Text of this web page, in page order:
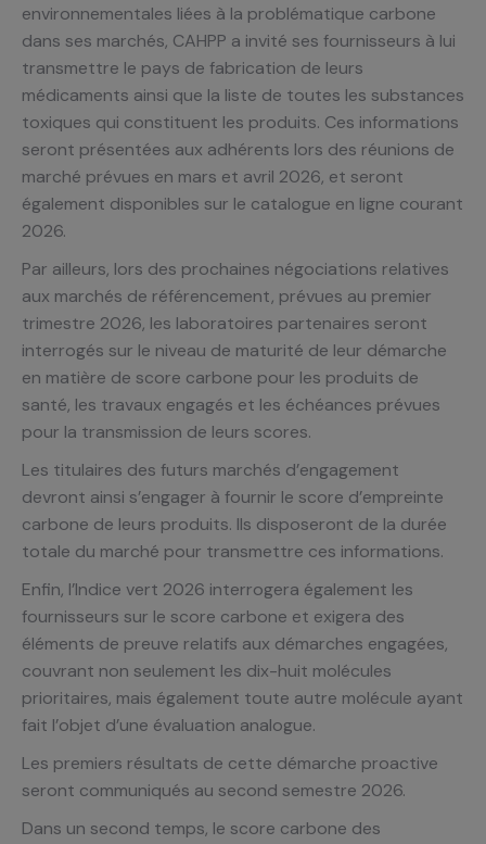
environnementales liées à la problématique carbone
dans ses marchés, CAHPP a invité ses fournisseurs à lui
transmettre le pays de fabrication de leurs
médicaments ainsi que la liste de toutes les substances
toxiques qui constituent les produits. Ces informations
seront présentées aux adhérents lors des réunions de
marché prévues en mars et avril 2026, et seront
également disponibles sur le catalogue en ligne courant
2026.
Par ailleurs, lors des prochaines négociations relatives
aux marchés de référencement, prévues au premier
trimestre 2026, les laboratoires partenaires seront
interrogés sur le niveau de maturité de leur démarche
en matière de score carbone pour les produits de
santé, les travaux engagés et les échéances prévues
pour la transmission de leurs scores.
Les titulaires des futurs marchés d’engagement
devront ainsi s’engager à fournir le score d’empreinte
carbone de leurs produits. Ils disposeront de la durée
totale du marché pour transmettre ces informations.
Enfin, l’Indice vert 2026 interrogera également les
fournisseurs sur le score carbone et exigera des
éléments de preuve relatifs aux démarches engagées,
couvrant non seulement les dix-huit molécules
prioritaires, mais également toute autre molécule ayant
fait l’objet d’une évaluation analogue.
Les premiers résultats de cette démarche proactive
seront communiqués au second semestre 2026.
Dans un second temps, le score carbone des